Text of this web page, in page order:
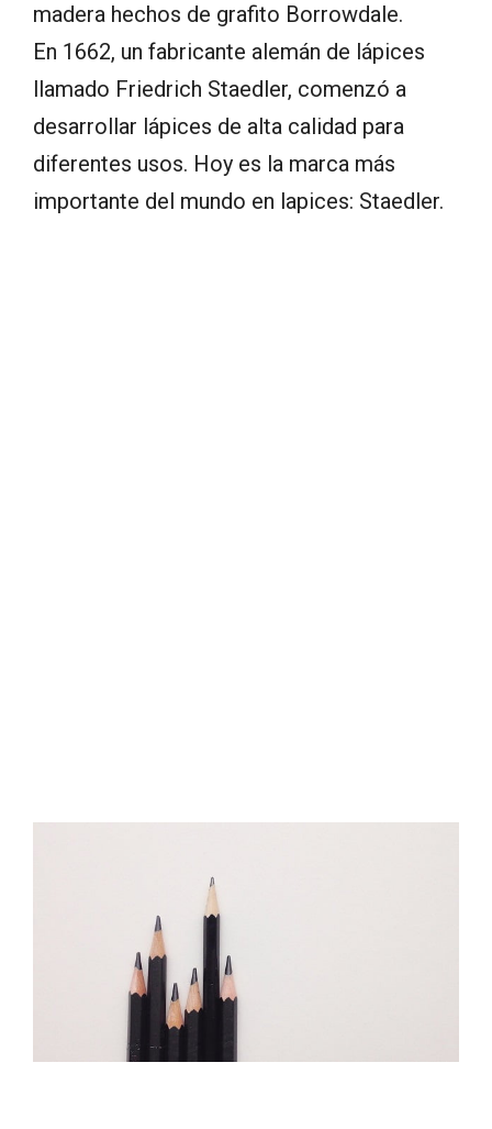
madera hechos de grafito Borrowdale.
En 1662, un fabricante alemán de lápices
llamado Friedrich Staedler, comenzó a
desarrollar lápices de alta calidad para
diferentes usos. Hoy es la marca más
importante del mundo en lapices: Staedler.